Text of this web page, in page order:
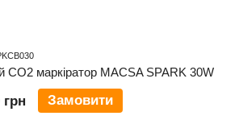
CO2 маркіратор MACSA SPARK 30W
грн Замовити